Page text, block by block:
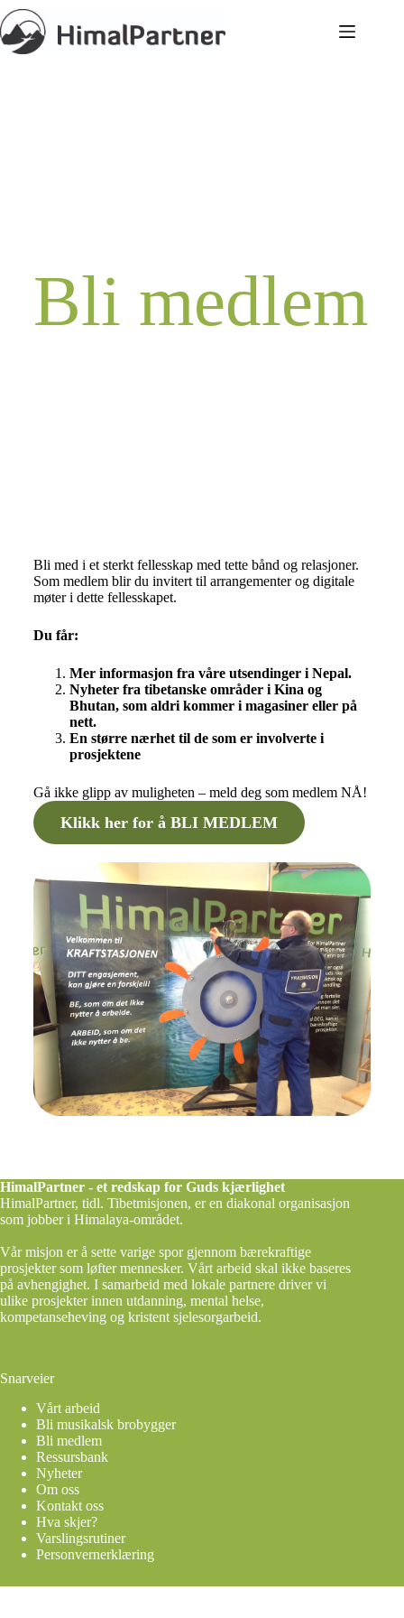
Bli medlem
Bli med i et sterkt fellesskap med tette bånd og relasjoner.
Som medlem blir du invitert til arrangementer og digitale
møter i dette fellesskapet.
Du får:
Mer informasjon fra våre utsendinger i Nepal.
Nyheter fra tibetanske områder i Kina og
Bhutan, som aldri kommer i magasiner eller på
nett.
En større nærhet til de som er involverte i
prosjektene
Gå ikke glipp av muligheten – meld deg som medlem NÅ!
Klikk her for å BLI MEDLEM
HimalPartner - et redskap for Guds kjærlighet
HimalPartner, tidl. Tibetmisjonen, er en diakonal organisasjon
som jobber i Himalaya-området.
Vår misjon er å sette varige spor gjennom bærekraftige
prosjekter som løfter mennesker. Vårt arbeid skal ikke baseres
på avhengighet. I samarbeid med lokale partnere driver vi
ulike prosjekter innen utdanning, mental helse,
kompetanseheving og kristent sjelesorgarbeid.
Snarveier
Vårt arbeid
Bli musikalsk brobygger
Bli medlem
Ressursbank
Nyheter
Om oss
Kontakt oss
Hva skjer?
Varslingsrutiner
Personvernerklæring